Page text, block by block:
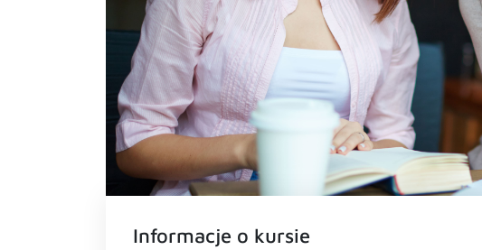
Informacje o kursie